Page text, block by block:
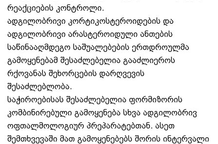
რეაქციების კონტროლი.
ადგილობრივი კორტიკოსტეროიდების და
ადგილობრივი არასტეროიდული ანთების
საწინააღმდეგო საშუალებების ერთდროულმა
გამოყენებამ შესაძლებელია გააძლიეროს
რქოვანას შეხორცების დარღვევის
შესაძლებლობა.
საჭიროებისას შესაძლებელია ფორმიზორის
კომბინირებული გამოყენება სხვა ადგილობრივ
ოფთალმოლოგიურ პრეპარატებთან. ასეთ
შემთხვევაში მათ გამოყენებებს შორის ინტერვალი